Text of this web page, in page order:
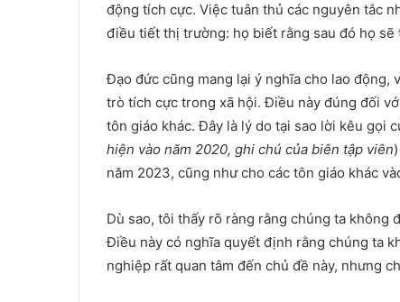
động tích cực. Việc tuân thủ các nguyên tắc
điều tiết thị trường: họ biết rằng sau đó họ
Đạo đức cũng mang lại ý nghĩa cho lao động,
trò tích cực trong xã hội. Điều này đúng đối
tôn giáo khác. Đây là lý do tại sao lời kêu gọi
hiện vào năm 2020, ghi chú của biên tập viên
năm 2023, cũng như cho các tôn giáo khác
Dù sao, tôi thấy rõ ràng rằng chúng ta không
Điều này có nghĩa quyết định rằng chúng ta
nghiệp rất quan tâm đến chủ đề này, nhưng